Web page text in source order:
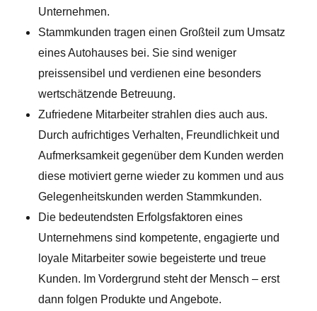
Unternehmen.
Stammkunden tragen einen Großteil zum Umsatz
eines Autohauses bei. Sie sind weniger
preissensibel und verdienen eine besonders
wertschätzende Betreuung.
Zufriedene Mitarbeiter strahlen dies auch aus.
Durch aufrichtiges Verhalten, Freundlichkeit und
Aufmerksamkeit gegenüber dem Kunden werden
diese motiviert gerne wieder zu kommen und aus
Gelegenheitskunden werden Stammkunden.
Die bedeutendsten Erfolgsfaktoren eines
Unternehmens sind kompetente, engagierte und
loyale Mitarbeiter sowie begeisterte und treue
Kunden. Im Vordergrund steht der Mensch – erst
dann folgen Produkte und Angebote.